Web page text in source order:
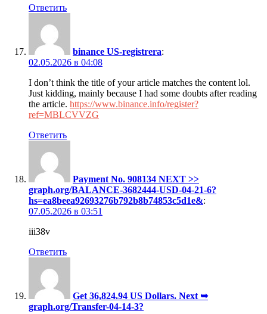
Ответить
binance US-registrera:
02.05.2026 в 04:08
I don’t think the title of your article matches the content lol.
Just kidding, mainly because I had some doubts after reading
the article. https://www.binance.info/register?
ref=MBLCVVZG
Ответить
Payment No. 908134 NEXT >>
graph.org/BALANCE-3682444-USD-04-21-6?
hs=ea8beea92693276b792b8b74853c5d1e&:
07.05.2026 в 03:51
iii38v
Ответить
Get 36,824.94 US Dollars. Next ➥
graph.org/Transfer-04-14-3?